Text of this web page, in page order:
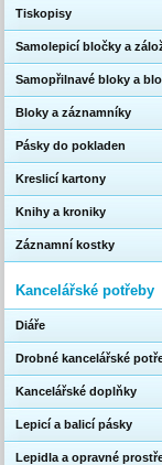
Tiskopisy
Samolepicí bločky a
Samopřilnavé bloky a
Bloky a záznamníky
Pásky do pokladen
Kreslicí kartony
Knihy a kroniky
Záznamní kostky
Kancelářské potřeby
Diáře
Drobné kancelářské
Kancelářské doplňky
Lepicí a balicí pásky
Lepidla a opravné